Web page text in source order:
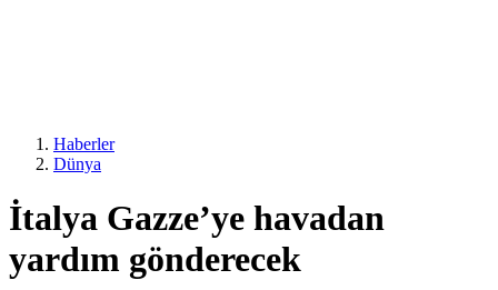
Haberler
Dünya
İtalya Gazze’ye havadan
yardım gönderecek